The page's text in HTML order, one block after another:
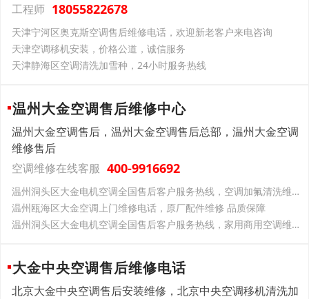
工程师 18055822678
天津宁河区奥克斯空调售后维修电话，欢迎新老客户来电咨询
天津空调移机安装，价格公道，诚信服务
天津静海区空调清洗加雪种，24小时服务热线
温州大金空调售后维修中心
温州大金空调售后，温州大金空调售后总部，温州大金空调
维修售后
空调维修在线客服 400-9916692
温州洞头区大金电机空调全国售后客户服务热线，空调加氟清洗维修，全套服务更到位
温州瓯海区大金空调上门维修电话，原厂配件维修 品质保障
温州洞头区大金电机空调全国售后客户服务热线，家用商用空调维修，一站式贴心服务
大金中央空调售后维修电话
北京大金中央空调售后安装维修，北京中央空调移机清洗加